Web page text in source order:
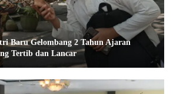
Baru Gelombang 2 Tahun Ajaran
Tertib dan Lancar